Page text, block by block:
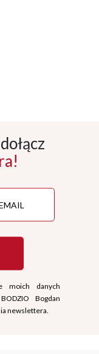
moich danych
Bogdan
newslettera.